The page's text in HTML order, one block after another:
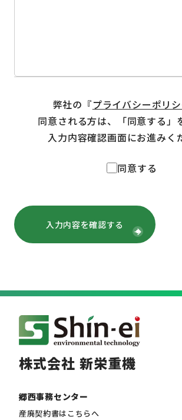
弊社の『プライバシーポリ
同意される方は、
「同意する」
入力内容確認画面にお進みく
同意する
株式会社 新栄重機
郷西事務センター
産廃契約書はこちらへ